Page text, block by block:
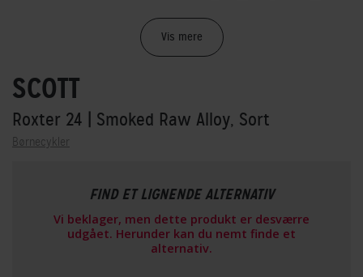
Vis mere
SCOTT
Roxter 24 | Smoked Raw Alloy, Sort
Børnecykler
FIND ET LIGNENDE ALTERNATIV
Vi beklager, men dette produkt er desværre
udgået. Herunder kan du nemt finde et
alternativ.